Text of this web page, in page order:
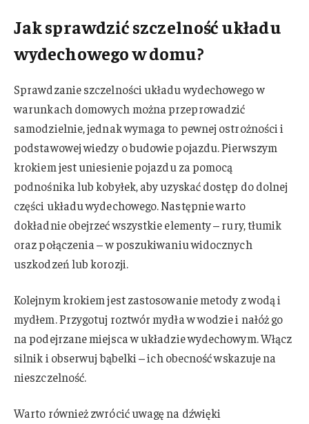
Jak sprawdzić szczelność układu
wydechowego w domu?
Sprawdzanie szczelności układu wydechowego w
warunkach domowych można przeprowadzić
samodzielnie, jednak wymaga to pewnej ostrożności i
podstawowej wiedzy o budowie pojazdu. Pierwszym
krokiem jest uniesienie pojazdu za pomocą
podnośnika lub kobyłek, aby uzyskać dostęp do dolnej
części układu wydechowego. Następnie warto
dokładnie obejrzeć wszystkie elementy – rury, tłumik
oraz połączenia – w poszukiwaniu widocznych
uszkodzeń lub korozji.
Kolejnym krokiem jest zastosowanie metody z wodą i
mydłem. Przygotuj roztwór mydła w wodzie i nałóż go
na podejrzane miejsca w układzie wydechowym. Włącz
silnik i obserwuj bąbelki – ich obecność wskazuje na
nieszczelność.
Warto również zwrócić uwagę na dźwięki